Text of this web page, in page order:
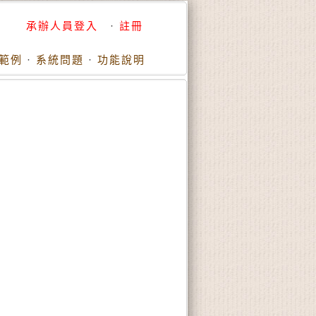
承辦人員登入 · 註冊
例 · 系統問題 · 功能說明